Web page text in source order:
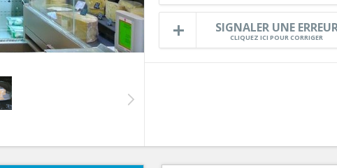
SIGNALER UNE
CLIQUEZ ICI POUR CORRIGER